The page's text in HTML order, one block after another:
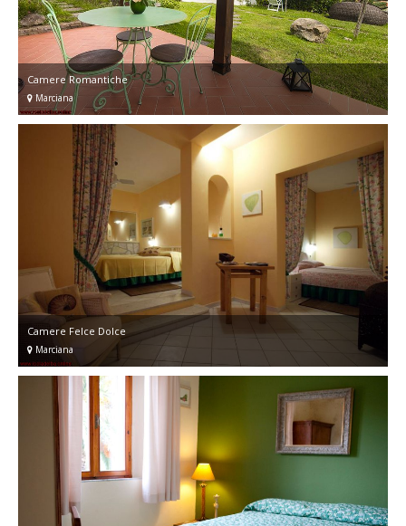
Camere Romantiche
Marciana
Camere Felce Dolce
Marciana